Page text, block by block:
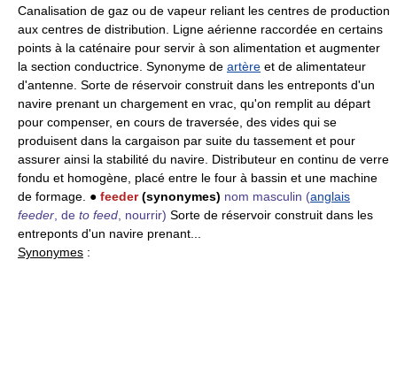
Canalisation de gaz ou de vapeur reliant les centres de production
aux centres de distribution. Ligne aérienne raccordée en certains
points à la caténaire pour servir à son alimentation et augmenter
la section conductrice. Synonyme de artère et de alimentateur
d'antenne. Sorte de réservoir construit dans les entreponts d'un
navire prenant un chargement en vrac, qu'on remplit au départ
pour compenser, en cours de traversée, des vides qui se
produisent dans la cargaison par suite du tassement et pour
assurer ainsi la stabilité du navire. Distributeur en continu de verre
fondu et homogène, placé entre le four à bassin et une machine
de formage. ● feeder(synonymes) nom masculin (anglais
feeder , de to feed , nourrir) Sorte de réservoir construit dans les
entreponts d'un navire prenant...
Synonymes :